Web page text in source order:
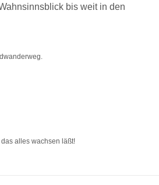
bis weit in den
alles wachsen läßt!